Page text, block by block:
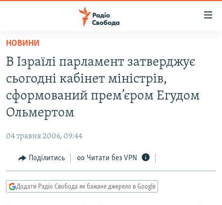
Перейти
основного
матеріалу
Перейти
до
основної
Перейти
пошуку
ВСЕ ЗА ДОБУ
СТАТТІ
СУСПІЛЬСТВО
КУЛЬТУРА
СПОРТ
ВІЙНА
ДОНБАС.РЕАЛІЇ
КРИМ.РЕАЛІЇ
ТИ ЯК?
НОВИНИ
В Ізраїлі парламент затверджує
сьогодні кабінет міністрів,
сформований прем’єром Егудом
Ольмертом
04 травня 2006, 09:44
Поділитись Читати без VPN
Додати Радіо Свобода як бажане джерело в Google